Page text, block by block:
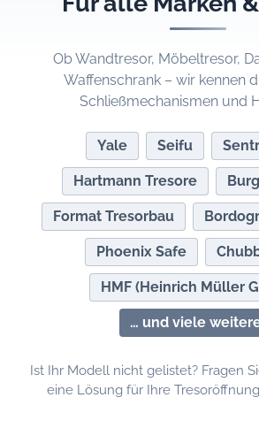
Ob Wandtresor, Möbeltresor,
Waffenschrank – wir kennen
Schließmechanismen und
Yale Seifu
Hartmann Tresore
Format Tresorbau
Phoenix Safe
HMF (Heinrich Müller
… und viele
Ist Ihr Modell nicht gelistet? Fragen
eine Lösung für Ihre